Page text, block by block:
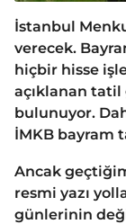
İstanbul
verecek.
hiçbir hisse
açıklanan
bulunuyor.
İMKB bayram
Ancak
resmi yazı
günlerinin